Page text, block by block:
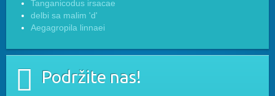
Tanganicodus irsacae
delbi sa malim 'd'
Aegagropila linnaei
Podržite nas!